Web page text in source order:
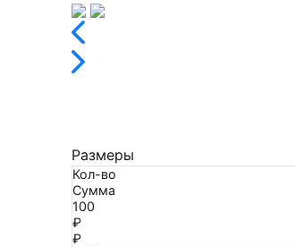
Размеры
Кол-во
Сумма
100
₽
₽